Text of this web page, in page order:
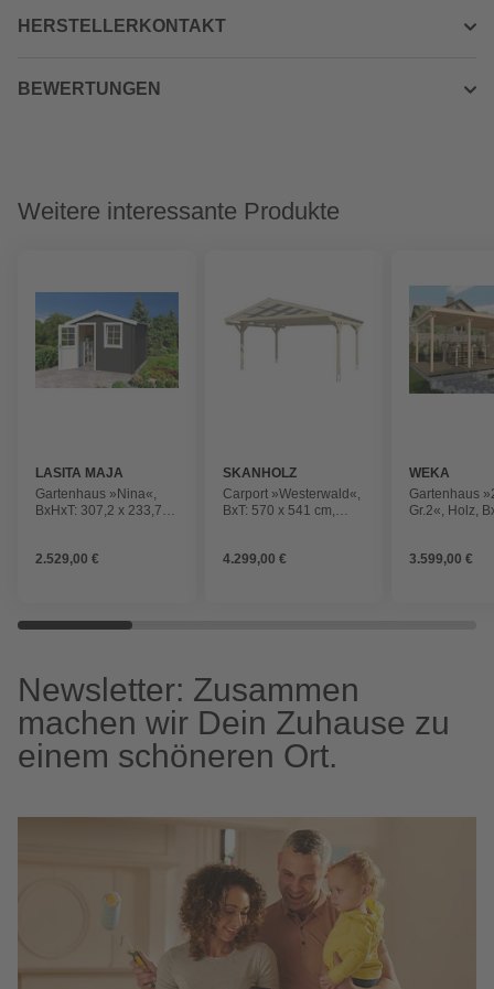
HERSTELLERKONTAKT
BEWERTUNGEN
Weitere interessante Produkte
LASITA MAJA
Gartenhaus »Nina«,
BxHxT: 307,2 x 233,7 x
Holz
2.529,00 €
SKANHOLZ
Carport »Westerwald«,
BxT: 570 x 541 cm,
4.299,00 €
WEKA
Gartenhaus
Gr.2«, Holz,
3.599,00 €
Newsletter: Zusammen
machen wir Dein Zuhause zu
einem schöneren Ort.